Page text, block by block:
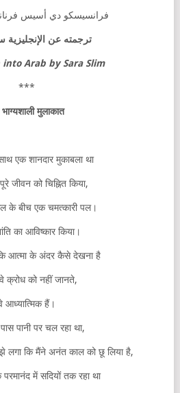
فرانسيسكو دي أسيس
ترجمته عن الإنجليزية
into Arab by Sara Slim
***
भाग्यशालीमुलाकात
एक शानदार मुकाबला था
जीवन को चिह्नित किया,
के बीच एक चमत्कारी पल।
का आविष्कार किया।
आत्मा के अंदर कैसे देखना है
क्रोध को नहीं जानते,
आध्यात्मिक हैं।
पानी पर चल रहा था,
लगा कि मैंने अनंत काल को छू लिया है,
में सदियों तक रहा था